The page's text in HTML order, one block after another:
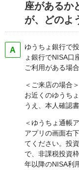
座があるか
が、どのよ
ゆうちょ銀行で
ょ銀行でNISA口
ご利用がある場
＜ご来店の場合＞
お近くのゆうち
うえ、本人確認
＜ゆうちょ通帳
アプリの画面右
てください。投
で、非課税投資
年以降のNISA利